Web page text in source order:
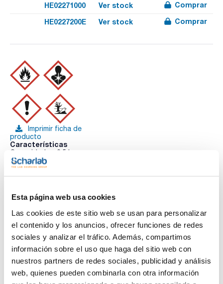
Esta página web usa cookies
Las cookies de este sitio web se usan para personalizar
el contenido y los anuncios, ofrecer funciones de redes
sociales y analizar el tráfico. Además, compartimos
información sobre el uso que haga del sitio web con
nuestros partners de redes sociales, publicidad y análisis
web, quienes pueden combinarla con otra información
HE02271000
Ver stock
Comprar
HE0227200E
Ver stock Comprar
Imprimir ficha de
producto
Características
Capacidad : x 2,5 l
- Sinónimos:
- C6H14
- EINECS-No.: 203-777-6
- Solub. en agua: (20 ºC): 0,0095 g/l
- Punto de fusión: -94,3 ºC
- Punto de ebullición: 69 ºC
- Punto de inflamación: -22 ºC
- Temperatura de ignición: 240 ºC
- Presión de vapor: (20 ºC) 160 hPa
- Constante dieléctrica: (20 ºC) 1,8
- LD 50 (oral, rat): 28710 mg/kg
- EC-Index-No.: 601-037-00-0
Te puede interesar